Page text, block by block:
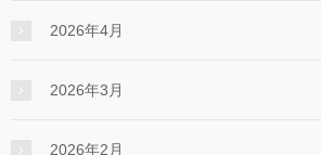
2026年4月
2026年3月
2026年2月